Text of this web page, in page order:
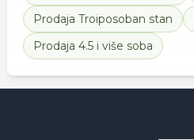
Prodaja Troiposoban stan
Prodaja 4.5 i više soba